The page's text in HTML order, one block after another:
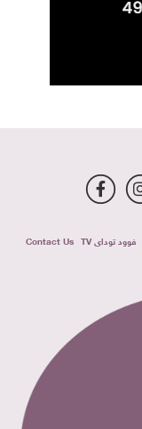
فوود توداى TV
Contact Us